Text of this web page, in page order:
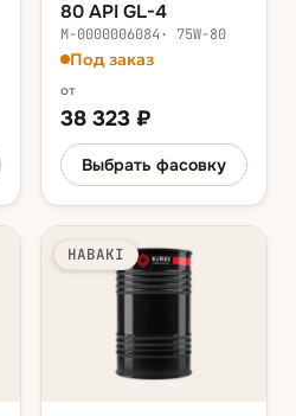
80 API GL-4
М-0000006084· 75W-80
Под заказ
от
38 323 ₽
Выбрать фасовку
HABAKI